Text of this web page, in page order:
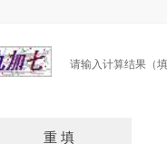
请输入计算结果（